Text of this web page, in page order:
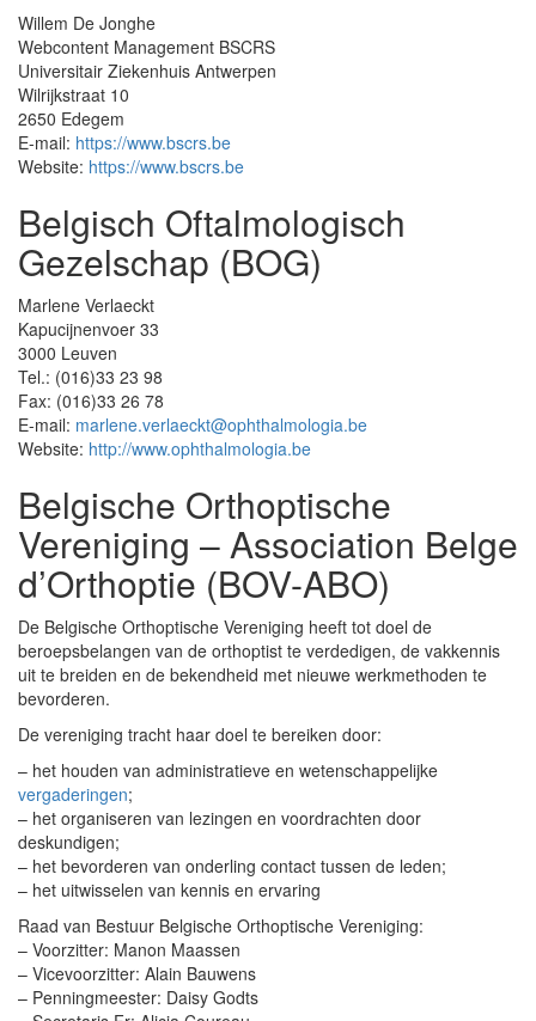
Willem De Jonghe
Webcontent Management BSCRS
Universitair Ziekenhuis Antwerpen
Wilrijkstraat 10
2650 Edegem
E-mail: https://www.bscrs.be
Website: https://www.bscrs.be
Belgisch Oftalmologisch
Gezelschap (BOG)
Marlene Verlaeckt
Kapucijnenvoer 33
3000 Leuven
Tel.: (016)33 23 98
Fax: (016)33 26 78
E-mail: marlene.verlaeckt@ophthalmologia.be
Website: http://www.ophthalmologia.be
Belgische Orthoptische
Vereniging – Association Belge
d’Orthoptie (BOV-ABO)
De Belgische Orthoptische Vereniging heeft tot doel de
beroepsbelangen van de orthoptist te verdedigen, de vakkennis
uit te breiden en de bekendheid met nieuwe werkmethoden te
bevorderen.
De vereniging tracht haar doel te bereiken door:
– het houden van administratieve en wetenschappelijke
vergaderingen;
– het organiseren van lezingen en voordrachten door
deskundigen;
– het bevorderen van onderling contact tussen de leden;
– het uitwisselen van kennis en ervaring
Raad van Bestuur Belgische Orthoptische Vereniging:
– Voorzitter: Manon Maassen
– Vicevoorzitter: Alain Bauwens
– Penningmeester: Daisy Godts